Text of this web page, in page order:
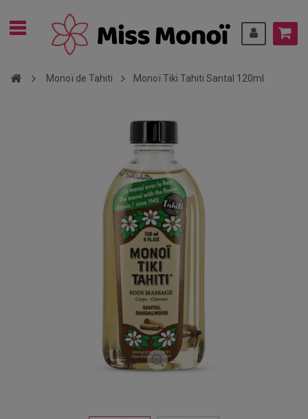
Monoï de Tahiti Monoï Tiki Tahiti Santal 120ml